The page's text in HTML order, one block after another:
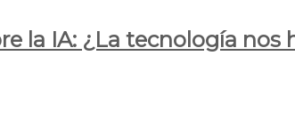
la IA: ¿La tecnología